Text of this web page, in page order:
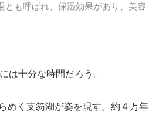
とも呼ばれ、保湿効果があり、美容
十分な時間だろう。
めく支笏湖が姿を現す。約４万年